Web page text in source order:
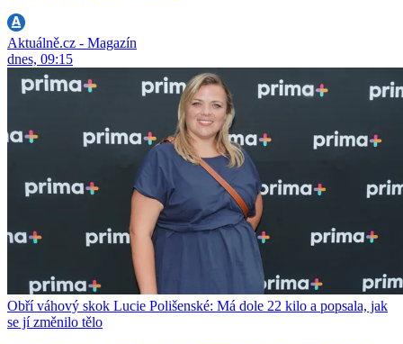
Aktuálně.cz - Magazín
dnes, 09:15
Obří váhový skok Lucie Polišenské: Má dole 22 kilo a popsala, jak
se jí změnilo tělo